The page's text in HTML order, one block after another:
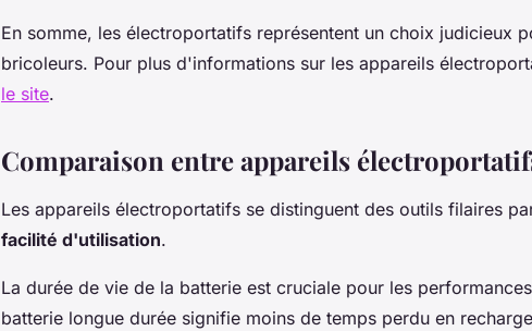
En somme, les électroportatifs représentent un choix judicieux
bricoleurs. Pour plus d'informations sur les appareils
le site.
Comparaison entre appareils
Les appareils électroportatifs se distinguent des outils filaires
facilité d'utilisation.
La durée de vie de la batterie est cruciale pour les
batterie longue durée signifie moins de temps perdu en